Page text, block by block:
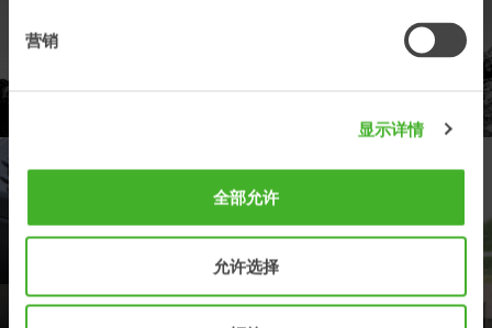
营销
显示详情
全部允许
允许选择
产品
查找您最近的经销商